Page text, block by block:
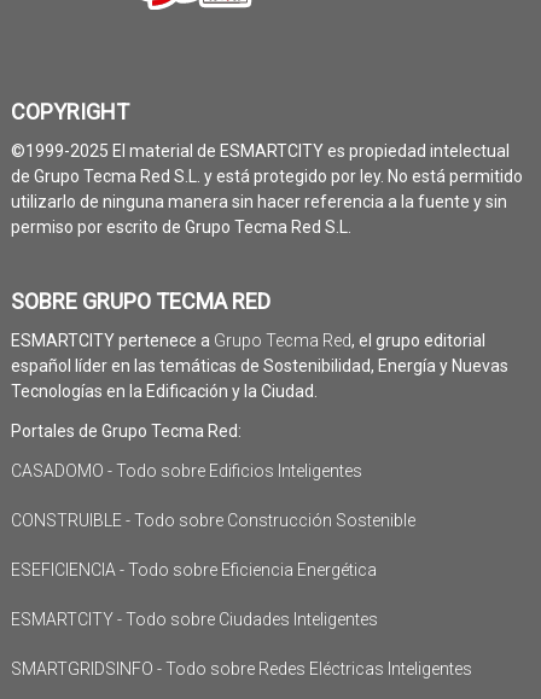
COPYRIGHT
©1999-2025 El material de ESMARTCITY es propiedad intelectual
de Grupo Tecma Red S.L. y está protegido por ley. No está permitido
utilizarlo de ninguna manera sin hacer referencia a la fuente y sin
permiso por escrito de Grupo Tecma Red S.L.
SOBRE GRUPO TECMA RED
ESMARTCITY pertenece a Grupo Tecma Red, el grupo editorial
español líder en las temáticas de Sostenibilidad, Energía y Nuevas
Tecnologías en la Edificación y la Ciudad.
Portales de Grupo Tecma Red:
CASADOMO - Todo sobre Edificios Inteligentes
CONSTRUIBLE - Todo sobre Construcción Sostenible
ESEFICIENCIA - Todo sobre Eficiencia Energética
ESMARTCITY - Todo sobre Ciudades Inteligentes
SMARTGRIDSINFO - Todo sobre Redes Eléctricas Inteligentes